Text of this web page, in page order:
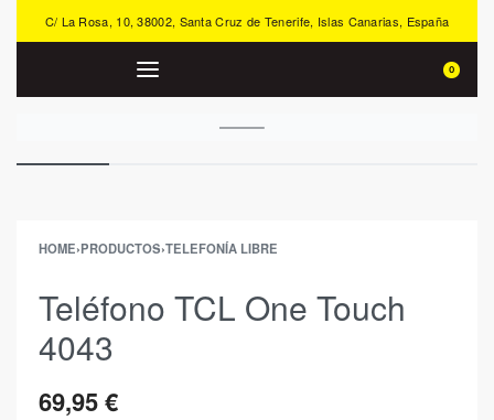
C/ La Rosa, 10, 38002, Santa Cruz de Tenerife, Islas Canarias, España
0
HOME›PRODUCTOS›TELEFONÍA LIBRE
Teléfono TCL One Touch
4043
69,95€